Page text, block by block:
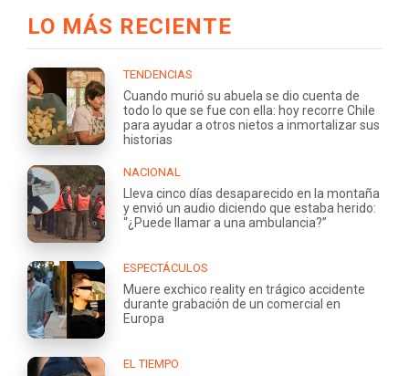
LO MÁS RECIENTE
TENDENCIAS
Cuando murió su abuela se dio cuenta de
todo lo que se fue con ella: hoy recorre Chile
para ayudar a otros nietos a inmortalizar sus
historias
NACIONAL
Lleva cinco días desaparecido en la montaña
y envió un audio diciendo que estaba herido:
“¿Puede llamar a una ambulancia?”
ESPECTÁCULOS
Muere exchico reality en trágico accidente
durante grabación de un comercial en
Europa
EL TIEMPO